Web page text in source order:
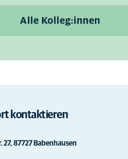
Alle Kolleg:innen
kontaktieren
27, 87727 Babenhausen